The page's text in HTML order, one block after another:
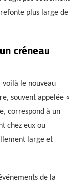
refonte plus large de
créneau
voilà le nouveau
souvent appelée «
correspond à un
chez eux ou
large et
de la